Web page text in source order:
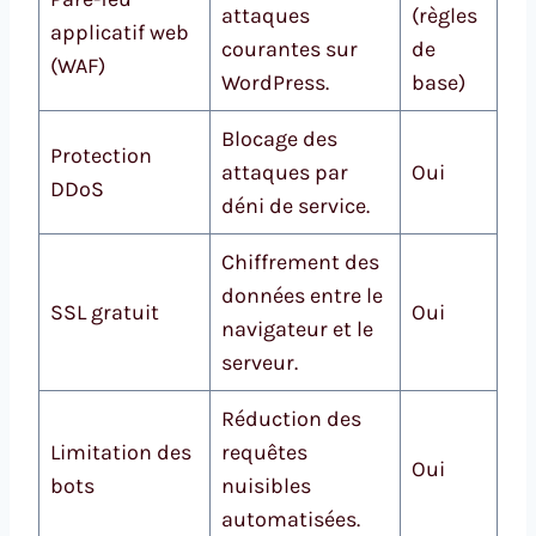
applicatif web
(WAF)
attaques
courantes sur
WordPress.
(règles
de
base)
Protection
DDoS
Blocage des
attaques par
déni de service.
Oui
SSL gratuit
Chiffrement des
données entre le
navigateur et le
serveur.
Oui
Limitation des
bots
Réduction des
requêtes
nuisibles
automatisées.
Oui